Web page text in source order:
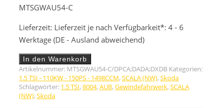
649,00 €
MTSGWAU54-C
Lieferzeit: Lieferzeit je nach Verfügbarkeit*: 4 - 6
Werktage (DE - Ausland abweichend)
Gewindefahrwerk
für
Skoda
SCALA
(NW)
In den Warenkorb
Artikelnummer: MTSGWAU54-C/DPCA;DADA;DXDB Kategorien:
1.5 TSI - 110KW - 150PS - 1498CCM, SCALA (NW), Skoda
Schlagwörter: 1.5 TSI, 8004, AUB, Gewindefahrwerk, SCALA
(NW), Skoda